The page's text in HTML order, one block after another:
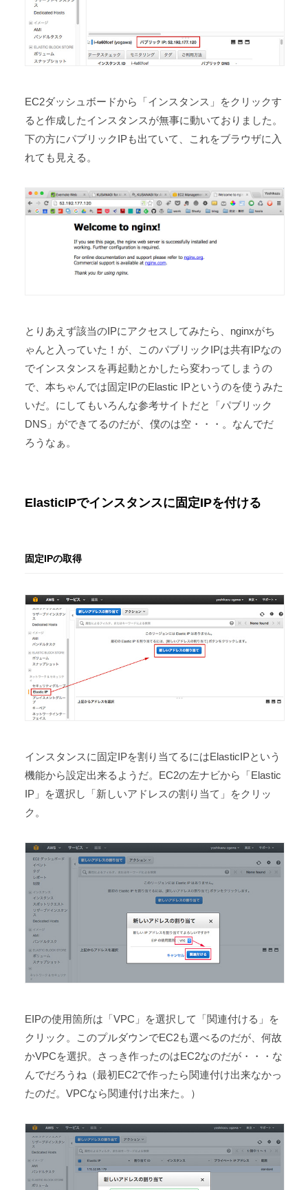
EC2ダッシュボードから「インスタンス」をクリックす
ると作成したインスタンスが無事に動いておりました。
下の方にパブリックIPも出ていて、これをブラウザに入
れても見える。
とりあえず該当のIPにアクセスしてみたら、nginxがち
ゃんと入っていた！が、このパブリックIPは共有IPなの
でインスタンスを再起動とかしたら変わってしまうの
で、本ちゃんでは固定IPのElastic IPというのを使うみた
いだ。にしてもいろんな参考サイトだと「パブリック
DNS」ができてるのだが、僕のは空・・・。なんでだ
ろうなぁ。
ElasticIPでインスタンスに固定IPを付ける
固定IPの取得
インスタンスに固定IPを割り当てるにはElasticIPという
機能から設定出来るようだ。EC2の左ナビから「Elastic
IP」を選択し「新しいアドレスの割り当て」をクリッ
ク。
EIPの使用箇所は「VPC」を選択して「関連付ける」を
クリック。このプルダウンでEC2も選べるのだが、何故
かVPCを選択。さっき作ったのはEC2なのだが・・・な
んでだろうね（最初EC2で作ったら関連付け出来なかっ
たのだ。VPCなら関連付け出来た。）